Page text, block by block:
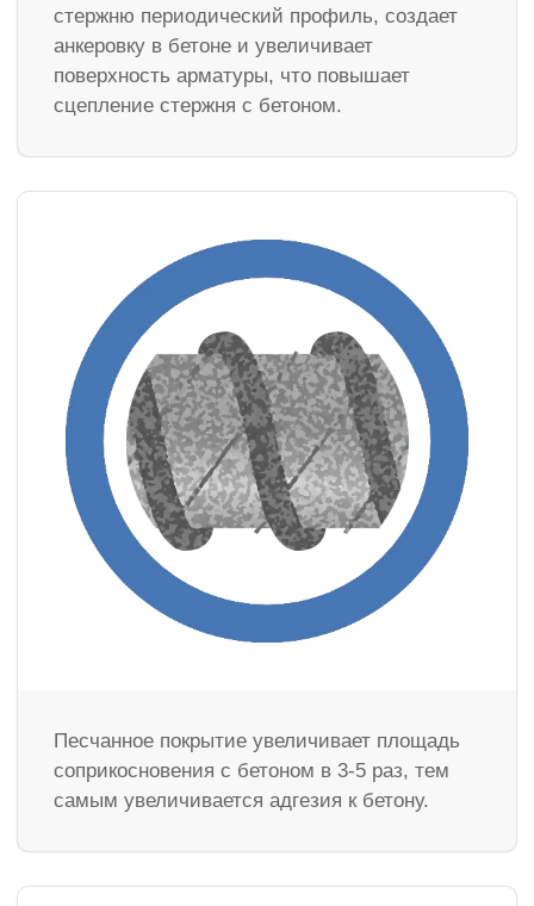
стержню периодический профиль, создает
анкеровку в бетоне и увеличивает
поверхность арматуры, что повышает
сцепление стержня с бетоном.
Песчанное покрытие увеличивает площадь
соприкосновения с бетоном в 3-5 раз, тем
самым увеличивается адгезия к бетону.